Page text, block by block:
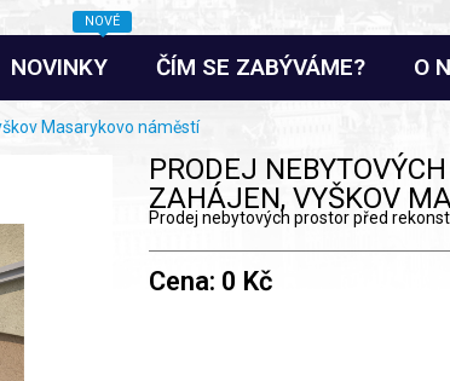
NOVINKY
NOVÉ
ČÍM SE ZABÝVÁME? O
Masarykovo náměstí
PRODEJ
ZAHÁJEN, VYŠKOV
Prodej nebytových prostor před
Cena: 0 Kč